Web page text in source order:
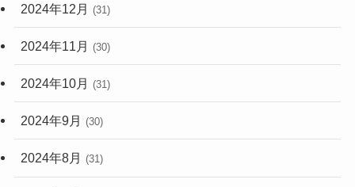
2024年12月 (31)
2024年11月 (30)
2024年10月 (31)
2024年9月 (30)
2024年8月 (31)